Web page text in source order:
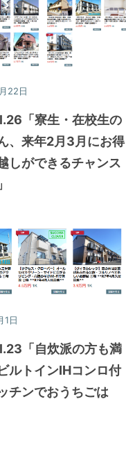
22日
「寮生・在校生の
、来年2月3月にお得
しができるチャンス
1日
「自炊派の方も満
ルトインIHコンロ付
チンでおうちごは